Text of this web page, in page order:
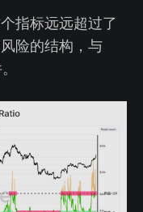
指标远远超过了
险的结构，与